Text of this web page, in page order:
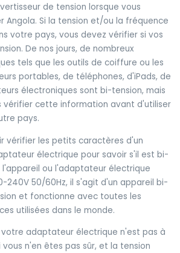
de tension lorsque vous
Angola. Si la tension et/ou la fréquence
votre pays, vous devez vérifier si vos
De nos jours, de nombreux
tels que les outils de coiffure ou les
portables, de téléphones, d'iPads, de
électroniques sont bi-tension, mais
vérifier cette information avant d'utiliser
pays.
vérifier les petits caractères d'un
électrique pour savoir s'il est bi-
l'appareil ou l'adaptateur électrique
240V 50/60Hz, il s'agit d'un appareil bi-
et fonctionne avec toutes les
utilisées dans le monde.
adaptateur électrique n'est pas à
n'en êtes pas sûr, et la tension